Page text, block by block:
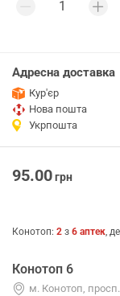
Адресна доставка
Кур'єр
Нова пошта
Укрпошта
95.00грн
Конотоп: 2 з 6 аптек,
Конотоп 6
м. Конотоп,